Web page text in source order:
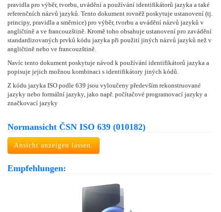
pravidla pro výběr, tvorbu, uvádění a používání identifikátorů jazyka a také
referenčních názvů jazyků. Tento dokument rovněž poskytuje ustanovení (tj.
principy, pravidla a směrnice) pro výběr, tvorbu a uvádění názvů jazyků v
angličtině a ve francouzštině. Kromě toho obsahuje ustanovení pro zavádění
standardizovaných prvků kódu jazyka při použití jiných názvů jazyků než v
angličtině nebo ve francouzštině.
Navíc tento dokument poskytuje návod k používání identifikátorů jazyka a
popisuje jejich možnou kombinaci s identifikátory jiných kódů.
Z kódu jazyka ISO podle 639 jsou vyloučeny především rekonstruované
jazyky nebo formální jazyky, jako např. počítačové programovací jazyky a
značkovací jazyky
Normansicht ČSN ISO 639 (010182)
Ansicht anzeigen lassen.
Empfehlungen: